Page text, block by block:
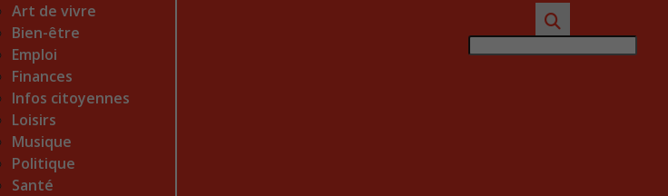
Art de vivre
Bien-être
Emploi
Finances
Infos citoyennes
Loisirs
Musique
Politique
Santé